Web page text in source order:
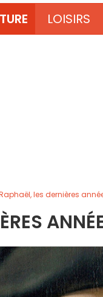
LOISIRS
les dernières